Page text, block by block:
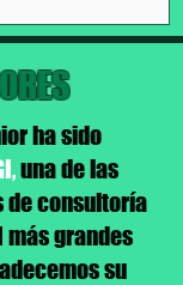
ha sido
una de las
de consultoría
más grandes
su